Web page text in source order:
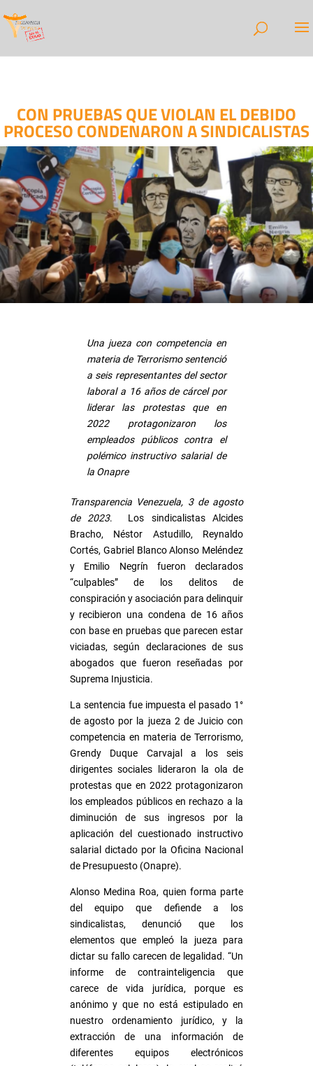
CON PRUEBAS QUE VIOLAN EL DEBIDO
PROCESO CONDENARON A SINDICALISTAS
Una jueza con competencia en
materia de Terrorismo sentenció
a seis representantes del sector
laboral a 16 años de cárcel por
liderar las protestas que en
2022 protagonizaron los
empleados públicos contra el
polémico instructivo salarial de
la Onapre
Transparencia Venezuela, 3 de agosto
de 2023. Los sindicalistas Alcides
Bracho, Néstor Astudillo, Reynaldo
Cortés, Gabriel Blanco Alonso Meléndez
y Emilio Negrín fueron declarados
“culpables” de los delitos de
conspiración y asociación para delinquir
y recibieron una condena de 16 años
con base en pruebas que parecen estar
viciadas, según declaraciones de sus
abogados que fueron reseñadas por
Suprema Injusticia.
La sentencia fue impuesta el pasado 1°
de agosto por la jueza 2 de Juicio con
competencia en materia de Terrorismo,
Grendy Duque Carvajal a los seis
dirigentes sociales lideraron la ola de
protestas que en 2022 protagonizaron
los empleados públicos en rechazo a la
diminución de sus ingresos por la
aplicación del cuestionado instructivo
salarial dictado por la Oficina Nacional
de Presupuesto (Onapre).
Alonso Medina Roa, quien forma parte
del equipo que defiende a los
sindicalistas, denunció que los
elementos que empleó la jueza para
dictar su fallo carecen de legalidad. “Un
informe de contrainteligencia que
carece de vida jurídica, porque es
anónimo y que no está estipulado en
nuestro ordenamiento jurídico, y la
extracción de una información de
diferentes equipos electrónicos